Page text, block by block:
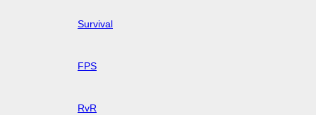
Survival
FPS
RvR